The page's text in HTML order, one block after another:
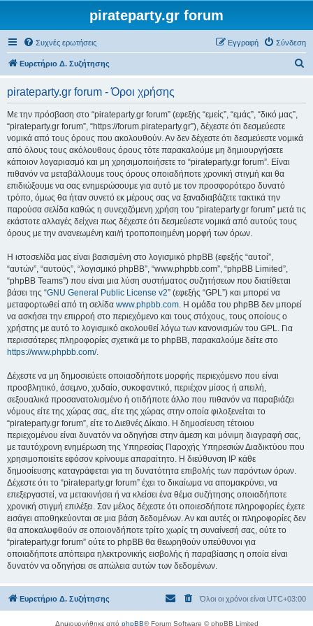
pirateparty.gr forum
Συχνές ερωτήσεις Σύνδεση
Εγγραφή
Ευρετήριο Δ. Συζήτησης
pirateparty.gr forum - Όροι χρήσης
Με την πρόσβαση στο “pirateparty.gr forum” (εφεξής “εμείς”, “εμάς”, “δικό μας”,
“pirateparty.gr forum”, “https://forum.pirateparty.gr”), δέχεστε ότι δεσμεύεστε
νομικά από τους όρους που ακολουθούν. Αν δεν δέχεστε ότι δεσμεύεστε νομικά
από όλους τους ακόλουθους όρους τότε παρακαλούμε μη δημιουργήσετε
κάποιον λογαριασμό και μη χρησιμοποιήσετε το “pirateparty.gr forum”. Είναι
πιθανόν να μεταβάλλουμε τους όρους οποιαδήποτε χρονική στιγμή και θα
επιδιώξουμε να σας ενημερώσουμε για αυτό με τον προσφορότερο δυνατό
τρόπο, όμως θα ήταν συνετό εκ μέρους σας να ξαναδιαβάζετε τακτικά την
παρούσα σελίδα καθώς η συνεχιζόμενη χρήση του “pirateparty.gr forum” μετά τις
εκάστοτε αλλαγές δείχνει πως δέχεστε ότι δεσμεύεστε νομικά από αυτούς τους
όρους με την ανανεωμένη και/ή τροποποιημένη μορφή των όρων.
Η ιστοσελίδα μας είναι βασισμένη στο λογισμικό phpBB (εφεξής “αυτοί”,
“αυτών”, “αυτούς”, “λογισμικό phpBB”, “www.phpbb.com”, “phpBB Limited”,
“phpBB Teams”) που είναι μια λύση συστήματος συζητήσεων που διατίθεται
βάσει της “GNU General Public License v2” (εφεξής “GPL”) και μπορεί να
μεταφορτωθεί από τη σελίδα www.phpbb.com. Η ομάδα του phpBB δεν μπορεί
να ασκήσει την επιρροή στο περιεχόμενο και τους στόχους, τους οποίους ο
χρήστης με αυτό το λογισμικό ακολουθεί λόγω των κανονισμών του GPL. Για
περισσότερες πληροφορίες σχετικά με το phpBB, παρακαλούμε δείτε στο
https://www.phpbb.com/.
Δέχεστε να μη δημοσιεύετε οποιασδήποτε μορφής περιεχόμενο που είναι
προσβλητικό, άσεμνο, χυδαίο, συκοφαντικό, περιέχον μίσος ή απειλή,
σεξουαλικά προσανατολισμένο ή οτιδήποτε άλλο που πιθανόν να παραβιάζει
νόμους είτε της χώρας σας, είτε της χώρας στην οποία φιλοξενείται το
“pirateparty.gr forum”, είτε το Διεθνές Δίκαιο. Η δημοσίευση τέτοιου
περιεχομένου είναι δυνατόν να οδηγήσει στην άμεση και μόνιμη διαγραφή σας,
με ταυτόχρονη ενημέρωση της Υπηρεσίας Παροχής Υπηρεσιών Διαδικτύου που
χρησιμοποιείτε εφόσον κρίνουμε απαραίτητο. Η διεύθυνση IP κάθε
δημοσίευσης καταγράφεται για τη δυνατότητα επιβολής των παρόντων όρων.
Δέχεστε ότι το “pirateparty.gr forum” έχει το δικαίωμα να απομακρύνει, να
επεξεργαστεί, να μετακινήσει ή να κλείσει ένα θέμα συζήτησης οποιαδήποτε
χρονική στιγμή επιλέξει. Σαν μέλος δέχεστε ότι οποιεσδήποτε πληροφορίες έχετε
εισάγει αποθηκεύονται σε μια βάση δεδομένων. Αν και αυτές οι πληροφορίες δεν
θα αποκαλυφθούν σε οποιονδήποτε τρίτο χωρίς τη συναίνεσή σας, ούτε το
“pirateparty.gr forum” ούτε το phpBB θα θεωρηθούν υπεύθυνοι για
οποιαδήποτε απόπειρα ηλεκτρονικής εισβολής ή παραβίασης η οποία είναι
δυνατόν να οδηγήσει σε απώλεια αυτών των δεδομένων.
Ευρετήριο Δ. Συζήτησης Όλοι οι χρόνοι είναι UTC+03:00
Δημιουργήθηκε από phpBB® Forum Software © phpBB Limited